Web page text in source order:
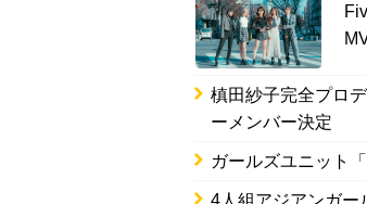
槙田紗子完全プロ
ーメンバー決定
ガールズユニット